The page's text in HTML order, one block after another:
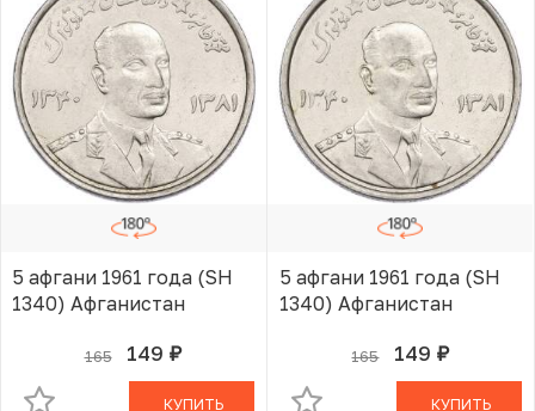
5 афгани 1961 года (SH
1340) Афганистан
165 149 руб.
В КОРЗИНЕ
КУПИТЬ
5 афгани 1961 года (SH
1340) Афганистан
165 149 руб.
В КОРЗИНЕ
КУПИТЬ